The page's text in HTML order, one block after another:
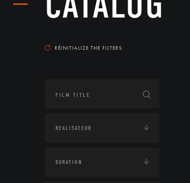
RÉINITIALIZE THE FILTERS